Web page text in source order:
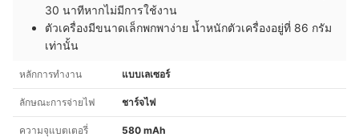
30 นาทีหากไม่มีการใช้งาน
ตัวเครื่องมีขนาดเล็กพกพาง่าย น้ำหนักตัวเครื่องอยู่ที่ 86 กรัม
เท่านั้น
หลักการทำงาน แบบเลเซอร์
ลักษณะการจ่ายไฟ ชาร์จไฟ
ความจุแบตเตอรี่ 580 mAh